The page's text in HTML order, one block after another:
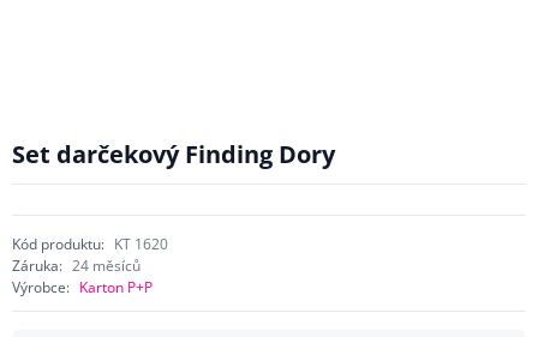
Set darčekový Finding Dory
Kód produktu: KT 1620
Záruka: 24 měsíců
Výrobce: Karton P+P